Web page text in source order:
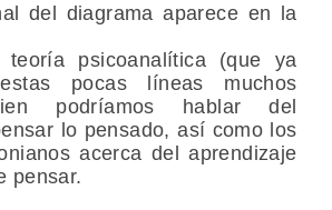
del diagrama aparece en la
psicoanalítica (que ya
pocas líneas muchos
podríamos hablar del
lo pensado, así como los
acerca del aprendizaje
pensar.